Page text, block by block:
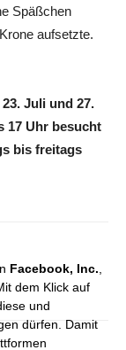
Späßchen
aufsetzte.
Juli und 27.
17 Uhr besucht
bis freitags
Facebook, Inc.
dem Klick auf
und
dürfen. Damit